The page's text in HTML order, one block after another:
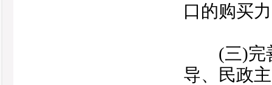
口的购买
(三)完善
导、民政